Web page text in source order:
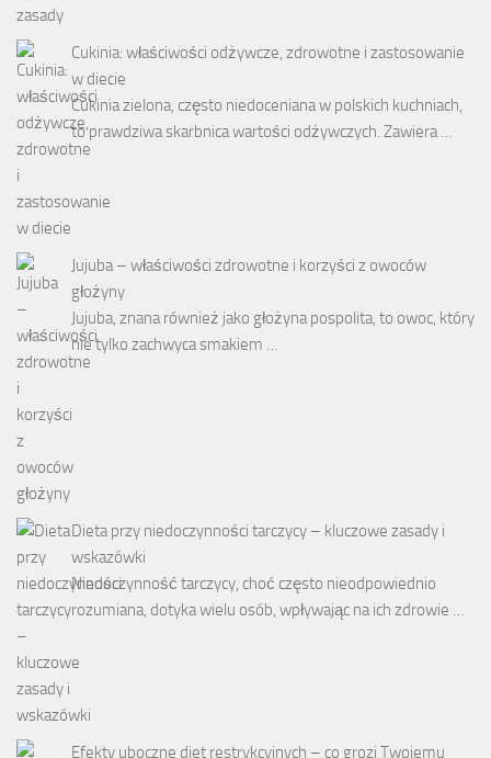
Cukinia: właściwości odżywcze, zdrowotne i zastosowanie
w diecie
Cukinia zielona, często niedoceniana w polskich kuchniach,
to prawdziwa skarbnica wartości odżywczych. Zawiera …
Jujuba – właściwości zdrowotne i korzyści z owoców
głożyny
Jujuba, znana również jako głożyna pospolita, to owoc, który
nie tylko zachwyca smakiem …
Dieta przy niedoczynności tarczycy – kluczowe zasady i
wskazówki
Niedoczynność tarczycy, choć często nieodpowiednio
rozumiana, dotyka wielu osób, wpływając na ich zdrowie …
Efekty uboczne diet restrykcyjnych – co grozi Twojemu